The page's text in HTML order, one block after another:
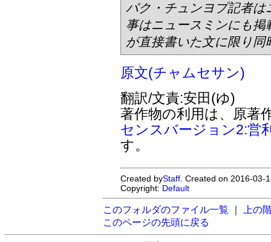
パク・チュンヨプ記者
事はニュースミンにも
が直接書いた文に限り
原文(チャムセサン)
翻訳/文責:安田(ゆ)
著作物の利用は、原著
センスバージョン2:営
す。
Created byStaff. Created on 2016-03-
Copyright: Default
このフォルダのファイル一覧
上の
このページの先頭に戻る